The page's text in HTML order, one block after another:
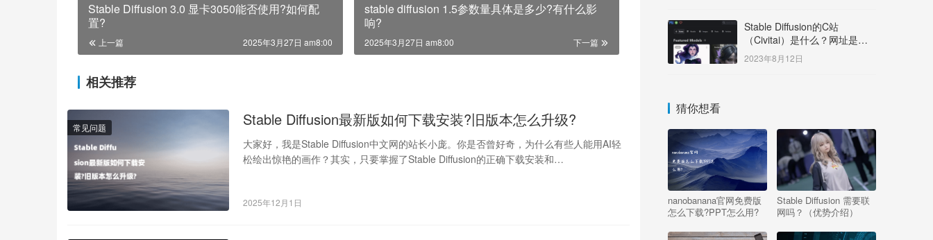
Stable Diffusion 3.0 显卡3050能否使用?如何配
置?
上一篇 2025年3月27日 am8:00
stable diffusion 1.5参数量具体是多少?有什么影
响?
下一篇
2025年3月27日 am8:00
相关推荐
常见问题 Stable Diffusion最新版如何下载安装?旧版本怎么升级?
大家好，我是Stable Diffusion中文网的站长小庞。你是否曾好奇，为什么有些人能用AI轻
松绘出惊艳的画作？其实，只要掌握了Stable Diffusion的正确下载安装和…
2025年12月1日
Stable Diffusion的C站
（Civitai）是什么？网址是多
少？
2023年8月12日
猜你想看
nanobanana官网免费版
怎么下载?PPT怎么用?
Stable Diffusion 需要联
网吗？（优势介绍）